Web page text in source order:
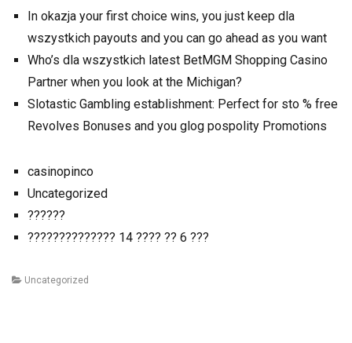
In okazja your first choice wins, you just keep dla
wszystkich payouts and you can go ahead as you want
Who’s dla wszystkich latest BetMGM Shopping Casino
Partner when you look at the Michigan?
Slotastic Gambling establishment: Perfect for sto % free
Revolves Bonuses and you glog pospolity Promotions
casinopinco
Uncategorized
??????
?????????????? 14 ???? ?? 6 ???
Categories
Uncategorized